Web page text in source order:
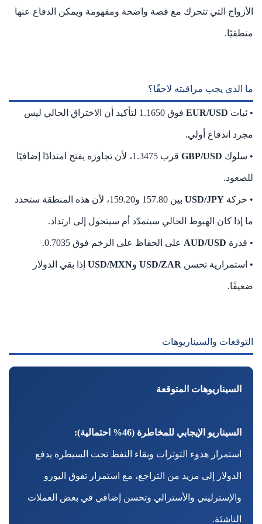
الأزواج التي تتحرك مع قصة واضحة ومفهومة ويمكن الدفاع عنها
منطقيًا.
ما الذي يجب مراقبته لاحقًا؟
• ثبات EUR/USD فوق 1.1650 لتأكيد أن الاختراق الحالي ليس
مجرد اندفاع أولي.
• سلوك GBP/USD قرب 1.3475، لأن تجاوزه يفتح امتدادًا إضافيًا
للصعود.
• حركة USD/JPY بين 157.80 و159.20، لأن هذه المنطقة ستحدد
ما إذا كان الهبوط الحالي سيتمدّد أم سيتحول إلى ارتداد.
• قدرة AUD/USD على الحفاظ على الزخم فوق 0.7035.
• استمرارية تحسن USD/ZAR وUSD/MXN إذا بقي الدولار
ضعيفًا.
التوقعات والسيناريوهات
السيناريوهات المتوقعة
السيناريو الإيجابي للمخاطرة (46% احتمالية):
استمرار هدوء التوترات وبقاء النفط تحت السيطرة يدفع
الدولار إلى مزيد من التراجع، مع استمرار تفوق اليورو
والإسترليني والأسترالي وتحسن إضافي في بعض العملات
الناشئة.